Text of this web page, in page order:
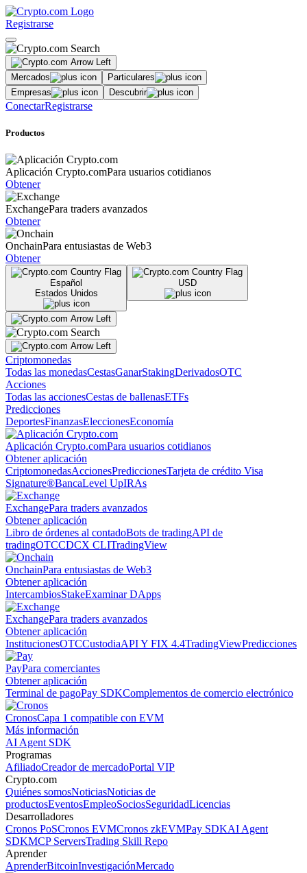
Registrarse
Mercados
Particulares
Empresas
Descubrir
ConectarRegistrarse
Productos
Aplicación Crypto.comPara usuarios cotidianos
Obtener
ExchangePara traders avanzados
Obtener
OnchainPara entusiastas de Web3
Obtener
Español
Estados Unidos
USD
Criptomonedas
Todas las monedasCestasGanarStakingDerivadosOTC
Acciones
Todas las accionesCestas de ballenasETFs
Predicciones
DeportesFinanzasEleccionesEconomía
Aplicación Crypto.comPara usuarios cotidianos
Obtener aplicación
CriptomonedasAccionesPrediccionesTarjeta de crédito Visa
Signature®BancaLevel UpIRAs
ExchangePara traders avanzados
Obtener aplicación
Libro de órdenes al contadoBots de tradingAPI de
tradingOTCCDCX CLITradingView
OnchainPara entusiastas de Web3
Obtener aplicación
IntercambiosStakeExaminar DApps
ExchangePara traders avanzados
Obtener aplicación
InstitucionesOTCCustodiaAPI Y FIX 4.4TradingViewPredicciones
PayPara comerciantes
Obtener aplicación
Terminal de pagoPay SDKComplementos de comercio electrónico
CronosCapa 1 compatible con EVM
Más información
AI Agent SDK
Programas
AfiliadoCreador de mercadoPortal VIP
Crypto.com
Quiénes somosNoticiasNoticias de
productosEventosEmpleoSociosSeguridadLicencias
Desarrolladores
Cronos PoSCronos EVMCronos zkEVMPay SDKAI Agent
SDKMCP ServersTrading Skill Repo
Aprender
AprenderBitcoinInvestigaciónMercado